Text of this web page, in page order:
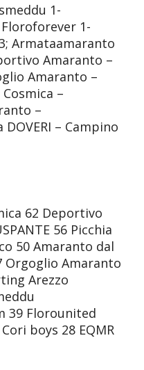
1-
1-
Armataamaranto
Amaranto –
Amaranto –
–
–
– Campino
62 Deportivo
56 Picchia
50 Amaranto dal
Orgoglio Amaranto
Arezzo
39 Florounited
boys 28 EQMR